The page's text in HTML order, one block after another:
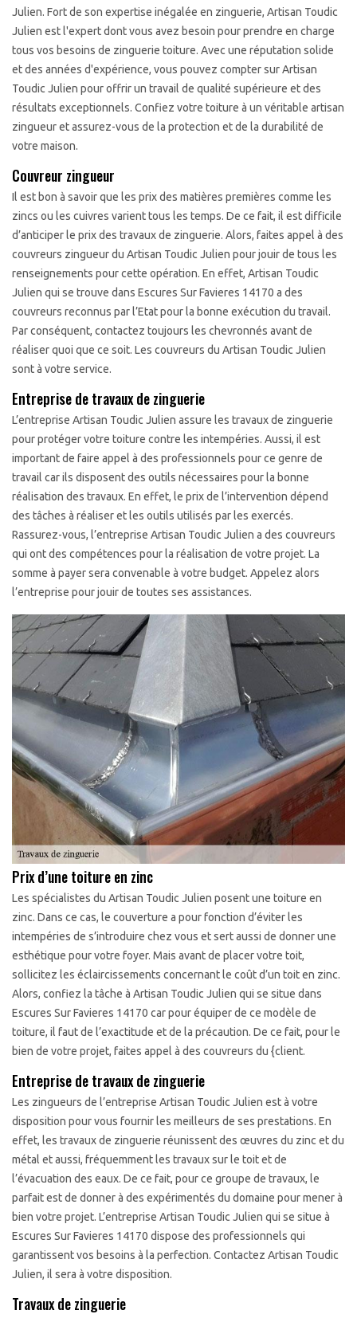
Julien. Fort de son expertise inégalée en zinguerie, Artisan Toudic
Julien est l'expert dont vous avez besoin pour prendre en charge
tous vos besoins de zinguerie toiture. Avec une réputation solide
et des années d'expérience, vous pouvez compter sur Artisan
Toudic Julien pour offrir un travail de qualité supérieure et des
résultats exceptionnels. Confiez votre toiture à un véritable artisan
zingueur et assurez-vous de la protection et de la durabilité de
votre maison.
Couvreur zingueur
Il est bon à savoir que les prix des matières premières comme les
zincs ou les cuivres varient tous les temps. De ce fait, il est difficile
d’anticiper le prix des travaux de zinguerie. Alors, faites appel à des
couvreurs zingueur du Artisan Toudic Julien pour jouir de tous les
renseignements pour cette opération. En effet, Artisan Toudic
Julien qui se trouve dans Escures Sur Favieres 14170 a des
couvreurs reconnus par l’Etat pour la bonne exécution du travail.
Par conséquent, contactez toujours les chevronnés avant de
réaliser quoi que ce soit. Les couvreurs du Artisan Toudic Julien
sont à votre service.
Entreprise de travaux de zinguerie
L’entreprise Artisan Toudic Julien assure les travaux de zinguerie
pour protéger votre toiture contre les intempéries. Aussi, il est
important de faire appel à des professionnels pour ce genre de
travail car ils disposent des outils nécessaires pour la bonne
réalisation des travaux. En effet, le prix de l’intervention dépend
des tâches à réaliser et les outils utilisés par les exercés.
Rassurez-vous, l’entreprise Artisan Toudic Julien a des couvreurs
qui ont des compétences pour la réalisation de votre projet. La
somme à payer sera convenable à votre budget. Appelez alors
l’entreprise pour jouir de toutes ses assistances.
Prix d’une toiture en zinc
Les spécialistes du Artisan Toudic Julien posent une toiture en
zinc. Dans ce cas, le couverture a pour fonction d’éviter les
intempéries de s’introduire chez vous et sert aussi de donner une
esthétique pour votre foyer. Mais avant de placer votre toit,
sollicitez les éclaircissements concernant le coût d’un toit en zinc.
Alors, confiez la tâche à Artisan Toudic Julien qui se situe dans
Escures Sur Favieres 14170 car pour équiper de ce modèle de
toiture, il faut de l’exactitude et de la précaution. De ce fait, pour le
bien de votre projet, faites appel à des couvreurs du {client.
Entreprise de travaux de zinguerie
Les zingueurs de l’entreprise Artisan Toudic Julien est à votre
disposition pour vous fournir les meilleurs de ses prestations. En
effet, les travaux de zinguerie réunissent des œuvres du zinc et du
métal et aussi, fréquemment les travaux sur le toit et de
l’évacuation des eaux. De ce fait, pour ce groupe de travaux, le
parfait est de donner à des expérimentés du domaine pour mener à
bien votre projet. L’entreprise Artisan Toudic Julien qui se situe à
Escures Sur Favieres 14170 dispose des professionnels qui
garantissent vos besoins à la perfection. Contactez Artisan Toudic
Julien, il sera à votre disposition.
Travaux de zinguerie